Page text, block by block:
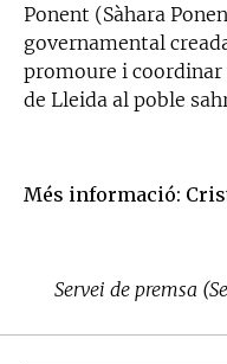
Ponent (Sàhara
governamental
promoure i
de Lleida al poble
Més informació:
Servei de premsa